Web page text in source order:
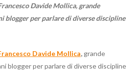
Davide Mollica, grande
blogger per parlare di diverse discipline
Davide Mollica, grande
blogger per parlare di diverse discipline